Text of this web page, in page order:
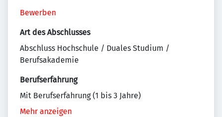
Bewerben
Art des Abschlusses
Abschluss Hochschule / Duales Studium /
Berufsakademie
Berufserfahrung
Mit Berufserfahrung (1 bis 3 Jahre)
Mehr anzeigen